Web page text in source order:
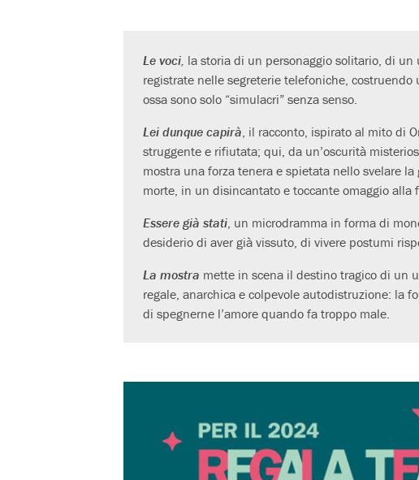
Le voci la storia di un personaggio solitario, di
registrate nelle segreterie telefoniche,
ossa sono solo “simulacri” senza senso.
Lei dunque capirà , il racconto, ispirato al mito di
struggente e rifiutata; qui, da un’oscurità
mostra una forza tenera e spietata nello svelare
morte, in un disincantato e toccante omaggio alla
Essere già stati , un microdramma in forma di
desiderio di aver già vissuto, di vivere postumi
La mostra mette in scena il destino tragico di un
regale, anarchica e colpevole autodistruzione: la
di spegnerne l’amore quando fa troppo male.